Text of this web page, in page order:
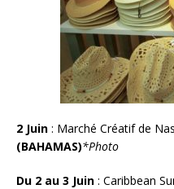
2 Juin : Marché Créatif de
(BAHAMAS)*Photo
Du 2 au 3 Juin : Caribbean